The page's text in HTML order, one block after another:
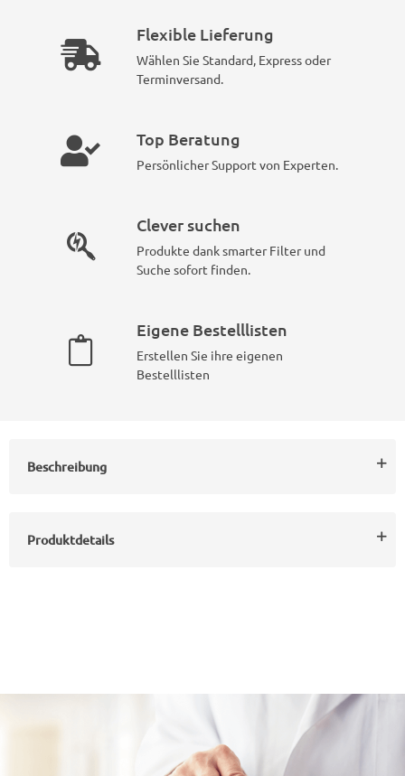
Flexible Lieferung
Wählen Sie Standard, Express oder
Terminversand.
Top Beratung
Persönlicher Support von Experten.
Clever suchen
Produkte dank smarter Filter und
Suche sofort finden.
Eigene Bestelllisten
Erstellen Sie ihre eigenen
Bestelllisten
Beschreibung
Produktdetails